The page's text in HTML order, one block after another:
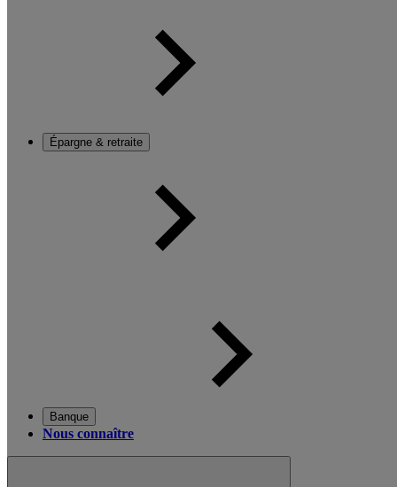
Épargne & retraite
Banque
Nous connaître